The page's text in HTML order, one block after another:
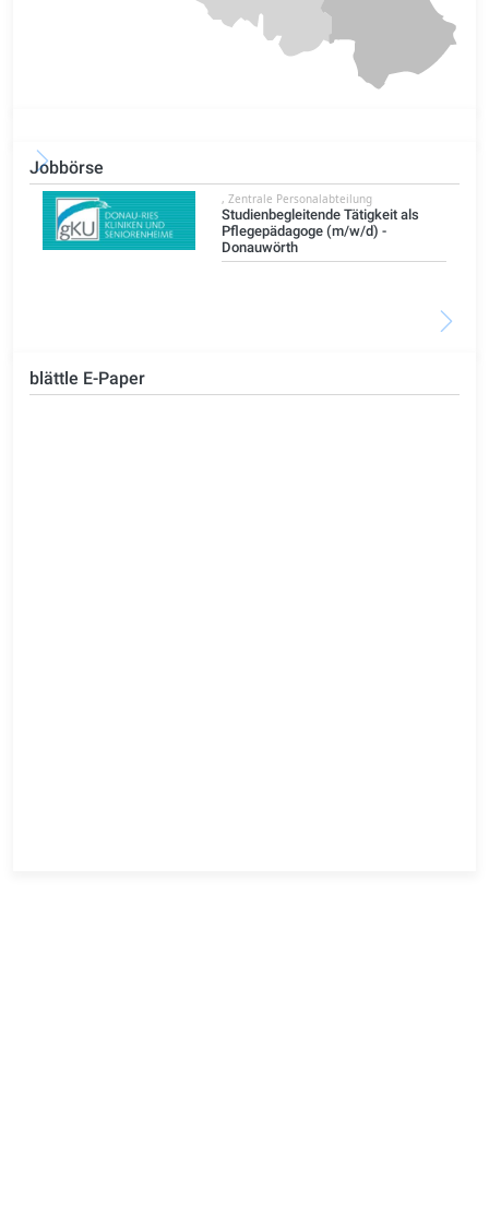
Jobbörse
, Zentrale Personalabteilung
Studienbegleitende Tätigkeit als
Pflegepädagoge (m/w/d) -
Donauwörth
blättle E-Paper